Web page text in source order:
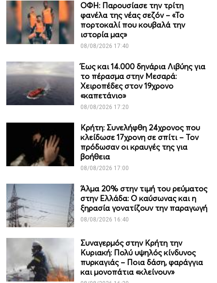
ΟΦΗ: Παρουσίασε την τρίτη
φανέλα της νέας σεζόν – «Το
πορτοκαλί που κουβαλά την
ιστορία μας»
08/08/2026 17:40
Έως και 14.000 δηνάρια Λιβύης για
το πέρασμα στην Μεσαρά:
Χειροπέδες στον 19χρονο
«καπετάνιο»
08/08/2026 17:20
Κρήτη: Συνελήφθη 24χρονος που
κλείδωσε 17χρονη σε σπίτι – Τον
πρόδωσαν οι κραυγές της για
βοήθεια
08/08/2026 17:00
Άλμα 20% στην τιμή του ρεύματος
στην Ελλάδα: Ο καύσωνας και η
ξηρασία γονατίζουν την παραγωγή
08/08/2026 16:40
Συναγερμός στην Κρήτη την
Κυριακή: Πολύ υψηλός κίνδυνος
πυρκαγιάς – Ποια δάση, φαράγγια
και μονοπάτια «κλείνουν»